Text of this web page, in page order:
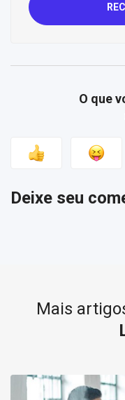
O que
Deixe seu
Mais